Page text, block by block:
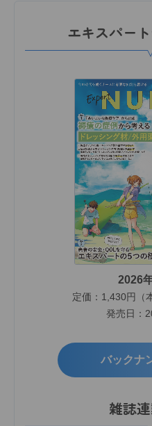
エキスパー
2026
定価：1,430円（
発売日：
バックナ
雑誌